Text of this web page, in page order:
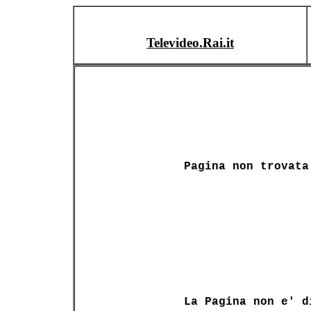
Televideo.Rai.it
Pagina non trovata
La Pagina non e'